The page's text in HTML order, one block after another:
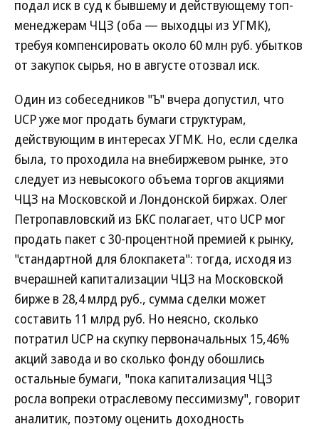
подал иск в суд к бывшему и действующему топ-
менеджерам ЧЦЗ (оба — выходцы из УГМК),
требуя компенсировать около 60 млн руб. убытков
от закупок сырья, но в августе отозвал иск.
Один из собеседников "Ъ" вчера допустил, что
UCP уже мог продать бумаги структурам,
действующим в интересах УГМК. Но, если сделка
была, то проходила на внебиржевом рынке, это
следует из невысокого объема торгов акциями
ЧЦЗ на Московской и Лондонской биржах. Олег
Петропавловский из БКС полагает, что UCP мог
продать пакет с 30-процентной премией к рынку,
"стандартной для блокпакета": тогда, исходя из
вчерашней капитализации ЧЦЗ на Московской
бирже в 28,4 млрд руб., сумма сделки может
составить 11 млрд руб. Но неясно, сколько
потратил UCP на скупку первоначальных 15,46%
акций завода и во сколько фонду обошлись
остальные бумаги, "пока капитализация ЧЦЗ
росла вопреки отраслевому пессимизму", говорит
аналитик, поэтому оценить доходность